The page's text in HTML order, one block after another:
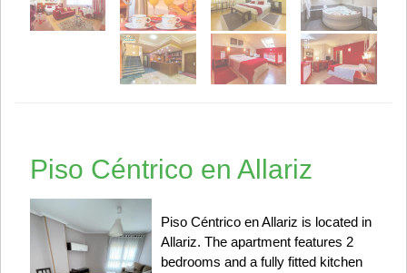
Piso Céntrico en Allariz
Piso Céntrico en Allariz is located in
Allariz. The apartment features 2
bedrooms and a fully fitted kitchen